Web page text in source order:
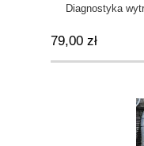
Diagnostyka
79,00 zł